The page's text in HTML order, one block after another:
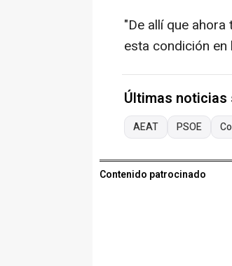
"De allí que
esta condición
Últimas
AEAT PSOE
Contenido patrocinado